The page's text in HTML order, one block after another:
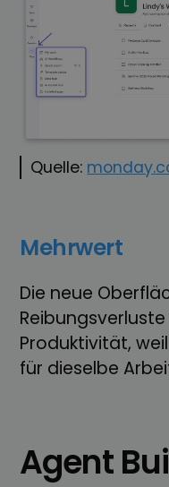
Quelle:
Mehrwert
Die neue
Produktivität,
für dieselbe
Agent